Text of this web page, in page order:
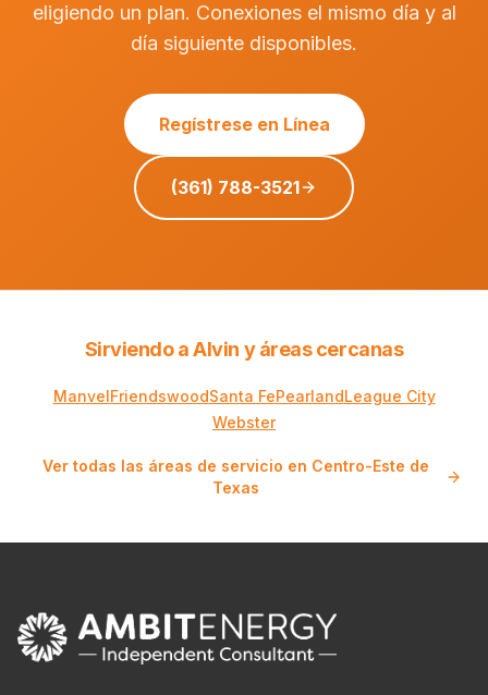
eligiendo un plan. Conexiones el mismo día y al
día siguiente disponibles.
Regístrese en Línea
(361) 788-3521
Sirviendo a Alvin y áreas cercanas
ManvelFriendswoodSanta FePearlandLeague City
Webster
Ver todas las áreas de servicio en Centro-Este de
Texas